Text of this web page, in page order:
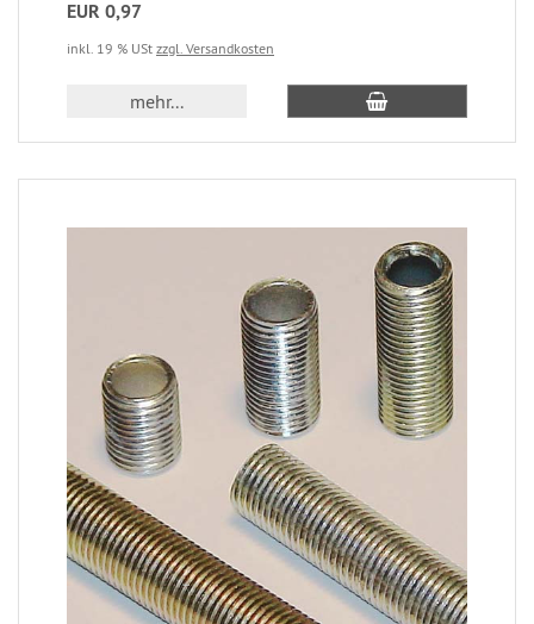
EUR 0,97
inkl. 19 % USt zzgl. Versandkosten
mehr...